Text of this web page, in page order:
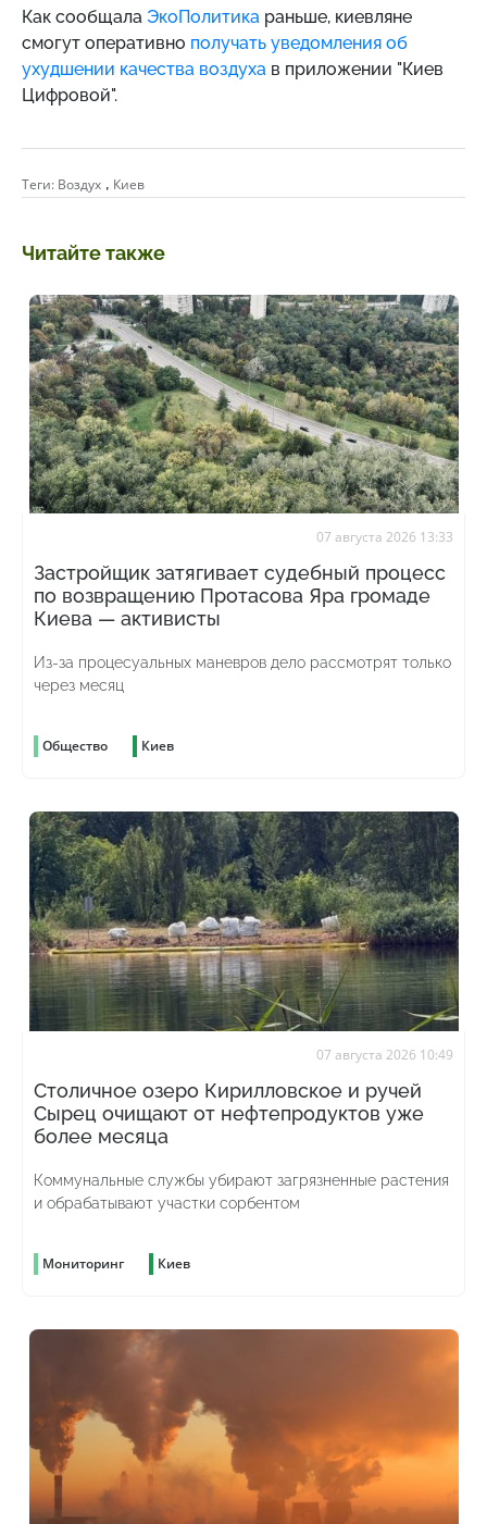
Как сообщала ЭкоПолитика раньше, киевляне
смогут оперативно получать уведомления об
ухудшении качества воздуха в приложении "Киев
Цифровой".
Теги: Воздух , Киев
Читайте также
07 августа 2026 13:33
Застройщик затягивает судебный процесс
по возвращению Протасова Яра громаде
Киева — активисты
Из-за процесуальных маневров дело рассмотрят только
через месяц
Общество Киев
07 августа 2026 10:49
Столичное озеро Кирилловское и ручей
Сырец очищают от нефтепродуктов уже
более месяца
Коммунальные службы убирают загрязненные растения
и обрабатывают участки сорбентом
Мониторинг Киев